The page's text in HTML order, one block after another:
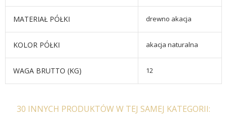
MATERIAŁ PÓŁKI drewno akacja
KOLOR PÓŁKI akacja naturalna
WAGA BRUTTO (KG) 12
30 INNYCH PRODUKTÓW W TEJ SAMEJ KATEGORII: